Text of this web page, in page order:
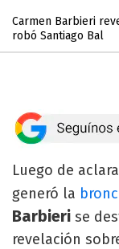
Carmen Barbieri
robó Santiago Bal
Luego de
generó la
Barbieri se
revelación